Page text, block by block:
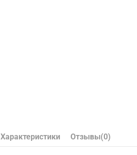
Характеристики Отзывы(0)